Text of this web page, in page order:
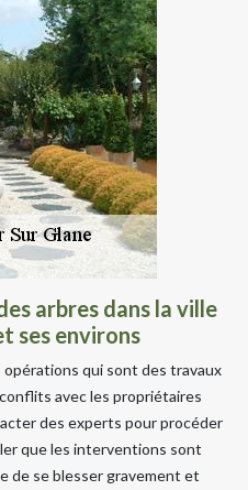
arbres dans la ville
ses environs
qui sont des travaux
avec les propriétaires
des experts pour procéder
que les interventions sont
de se blesser gravement et